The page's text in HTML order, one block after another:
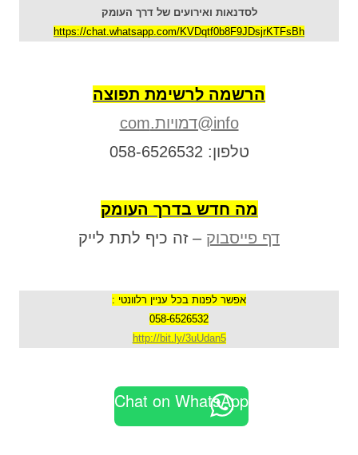
לסדנאות ואירועים של דרך העומק
https://chat.whatsapp.com/KVDqtf0b8F9JDsjrKTFsBh
הרשמה לרשימת תפוצה
info@דמויות.com
טלפון: 058-6526532
מה חדש בדרך העומק
דף פייסבוק – זה כיף לתת לייק
אפשר לפנות בכל עניין רלוונטי :
058-6526532
http://bit.ly/3uUdan5
Chat on WhatsApp